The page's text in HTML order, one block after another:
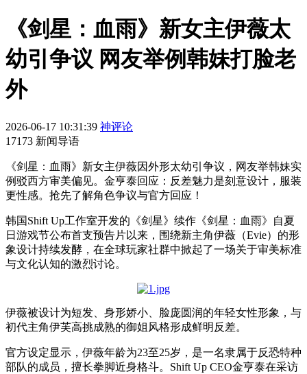
《剑星：血雨》新女主伊薇太
幼引争议 网友举例韩妹打脸老
外
2026-06-17 10:31:39 神评论
17173 新闻导语
《剑星：血雨》新女主伊薇因外形太幼引争议，网友举韩妹实
例驳西方审美偏见。金亨泰回应：反差魅力是刻意设计，服装
更性感。抢先了解角色争议与官方回应！
韩国Shift Up工作室开发的《剑星》续作《剑星：血雨》自夏
日游戏节公布首支预告片以来，围绕新主角伊薇（Evie）的形
象设计持续发酵，在全球玩家社群中掀起了一场关于审美标准
与文化认知的激烈讨论。
伊薇被设计为短发、身形娇小、脸庞圆润的年轻女性形象，与
初代主角伊芙高挑成熟的御姐风格形成鲜明反差。
官方设定显示，伊薇年龄为23至25岁，是一名隶属于反恐特种
部队的成员，擅长拳脚近身格斗。Shift Up CEO金亨泰在采访